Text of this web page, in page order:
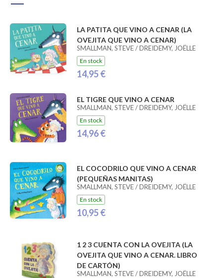
LA PATITA QUE VINO A CENAR (LA
OVEJITA QUE VINO A CENAR)
SMALLMAN, STEVE / DREIDEMY, JOËLLE
En stock
14,95 €
EL TIGRE QUE VINO A CENAR
SMALLMAN, STEVE / DREIDEMY, JOËLLE
En stock
14,96 €
EL COCODRILO QUE VINO A CENAR
(PEQUEÑAS MANITAS)
SMALLMAN, STEVE / DREIDEMY, JOËLLE
En stock
10,95 €
1 2 3 CUENTA CON LA OVEJITA (LA
OVEJITA QUE VINO A CENAR. LIBRO
DE CARTÓN)
SMALLMAN, STEVE / DREIDEMY, JOËLLE